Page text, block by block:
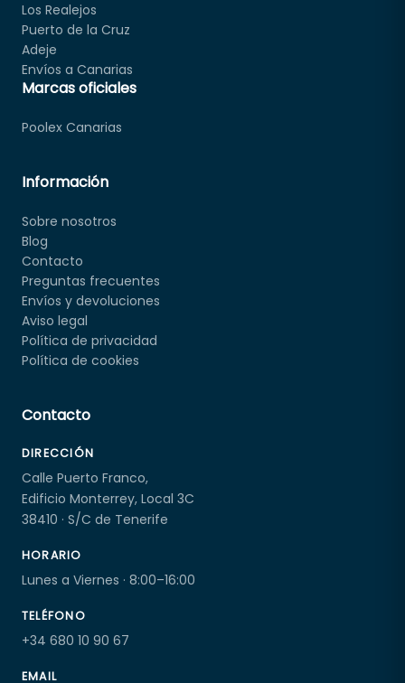
Los Realejos
Puerto de la Cruz
Adeje
Envíos a Canarias
Marcas oficiales
Poolex Canarias
Información
Sobre nosotros
Blog
Contacto
Preguntas frecuentes
Envíos y devoluciones
Aviso legal
Política de privacidad
Política de cookies
Contacto
DIRECCIÓN
Calle Puerto Franco,
Edificio Monterrey, Local 3C
38410 · S/C de Tenerife
HORARIO
Lunes a Viernes · 8:00–16:00
TELÉFONO
+34 680 10 90 67
EMAIL